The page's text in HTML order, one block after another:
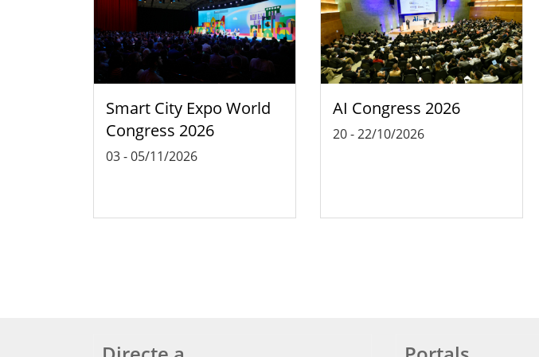
Smart City Expo World
Congress 2026
03-05/11/2026
AI Congress 2026
20-22/10/2026